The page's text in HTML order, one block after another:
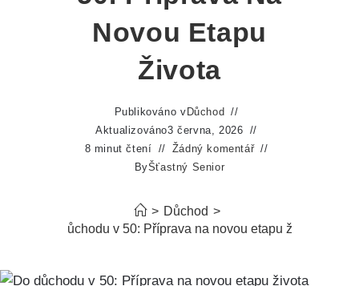
Novou Etapu
Života
Publikováno v Důchod
Aktualizováno3 června, 2026
8 minut čtení
Žádný komentář
ByŠťastný Senior
> Důchod >
Do důchodu v 50: Příprava na novou etapu života